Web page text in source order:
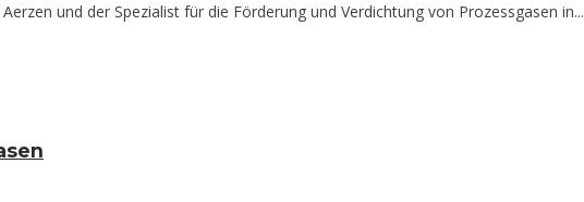
und der Spezialist für die Förderung und Verdichtung von Prozessgasen in...